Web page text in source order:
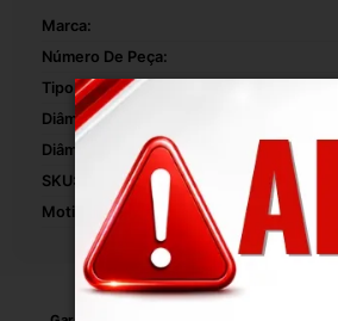
Marca:
Número De Peça:
Tipo De Veículo:
Diâmetro Mínimo:
Diâmetro Máximo:
SKU:
Motivo De GTIN Vacío: